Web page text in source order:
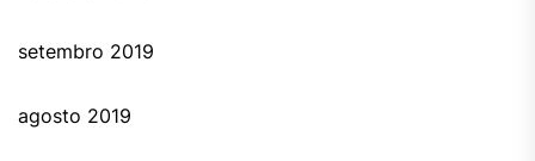
setembro 2019
agosto 2019